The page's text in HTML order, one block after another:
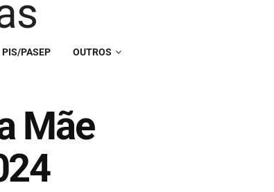
PIS/PASEP OUTROS
Mãe